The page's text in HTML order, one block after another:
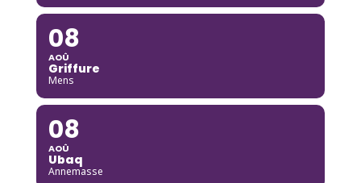
08
AOÛ
Griffure
Mens
08
AOÛ
Ubaq
Annemasse